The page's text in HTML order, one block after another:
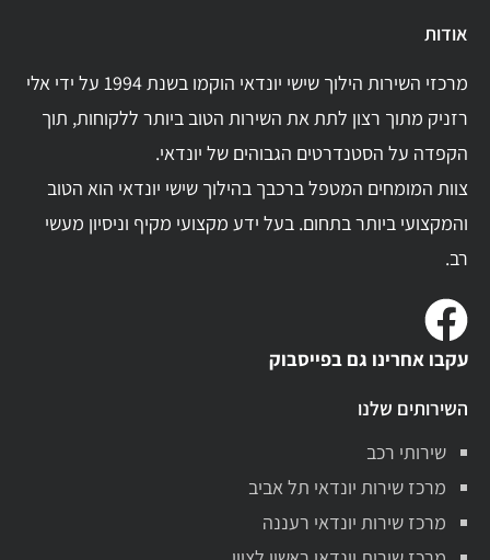
אודות
מרכזי השירות הילוך שישי יונדאי הוקמו בשנת 1994 על ידי אלי
רזניק מתוך רצון לתת את השירות הטוב ביותר ללקוחות, תוך
הקפדה על הסטנדרטים הגבוהים של יונדאי.
צוות המומחים המטפל ברכבך בהילוך שישי יונדאי הוא הטוב
והמקצועי ביותר בתחום. בעל ידע מקצועי מקיף וניסיון מעשי
רב.
עקבו אחרינו גם בפייסבוק
השירותים שלנו
שירותי רכב
מרכז שירות יונדאי תל אביב
מרכז שירות יונדאי רעננה